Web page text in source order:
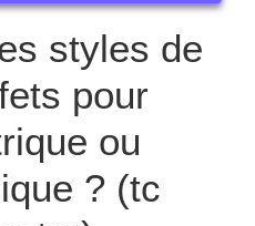
styles de
pour
ou
? (tc